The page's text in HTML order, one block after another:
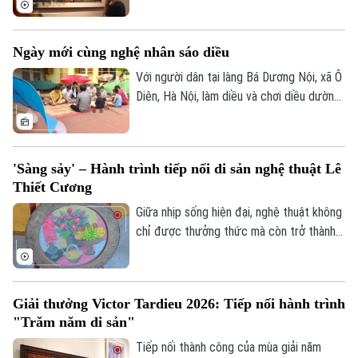
Tư vấn sức khỏe
Golf
Tin tức
Sao
Điện ảnh
Thời trang
Âm nhạc
mỹ thuật Việt Nam là sơn mài và giấy dó.
Ngày mới cùng nghệ nhân sáo diều
Với người dân tại làng Bá Dương Nội, xã Ô
Diên, Hà Nội, làm diều và chơi diều dường
công lao của Nghệ nhân nhân dân Nguyễn
và đưa nghệ thuật chơi diều của Việt Nam
tới bạn bè quốc tế.
'Sàng sảy' – Hành trình tiếp nối di sản nghệ thuật Lê
Thiết Cương
Giữa nhịp sống hiện đại, nghệ thuật không
chỉ được thưởng thức mà còn trở thành
Concept thực hiện mang đến một hành
họa sĩ Lê Thiết Cương được tiếp nối bằng
Giải thưởng Victor Tardieu 2026: Tiếp nối hành trình
"Trăm năm di sản"
Tiếp nối thành công của mùa giải năm